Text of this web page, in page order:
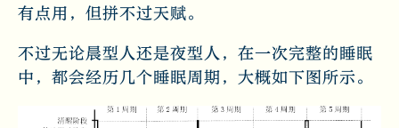
有点用，但拼不过天赋。
不过无论晨型人还是夜型人，在一次完整的睡眠
中，都会经历几个睡眠周期，大概如下图所示。